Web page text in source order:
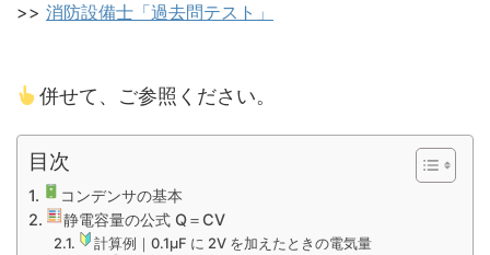
>> 消防設備士「過去問テスト」
併せて、ご参照ください。
目次
コンデンサの基本
静電容量の公式 Q＝CV
計算例｜0.1μF に 2V を加えたときの電気量